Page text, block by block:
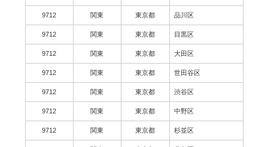
9712 関東 東京都 品川区
9712 関東 東京都 目黒区
9712 関東 東京都 大田区
9712 関東 東京都 世田谷区
9712 関東 東京都 渋谷区
9712 関東 東京都 中野区
9712 関東 東京都 杉並区